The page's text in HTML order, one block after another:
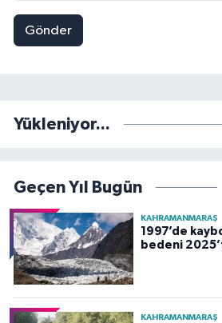
Gönder
Yükleniyor...
Geçen Yıl Bugün
KAHRAMANMARAŞ
1997’de
bedeni
KAHRAMANMARAŞ